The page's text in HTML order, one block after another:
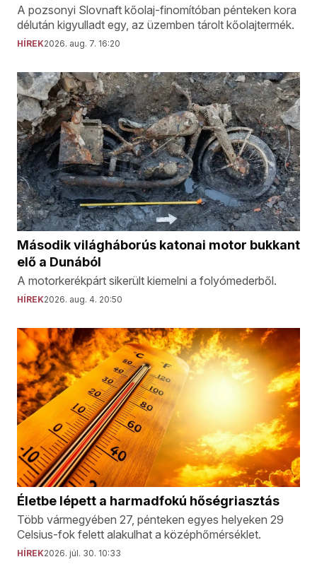
A pozsonyi Slovnaft kőolaj-finomítóban pénteken kora
délután kigyulladt egy, az üzemben tárolt kőolajtermék.
HÍREK2026. aug. 7. 16:20
Második világháborús katonai motor bukkant
elő a Dunából
A motorkerékpárt sikerült kiemelni a folyómederből.
HÍREK2026. aug. 4. 20:50
Életbe lépett a harmadfokú hőségriasztás
Több vármegyében 27, pénteken egyes helyeken 29
Celsius-fok felett alakulhat a középhőmérséklet.
HÍREK2026. júl. 30. 10:33